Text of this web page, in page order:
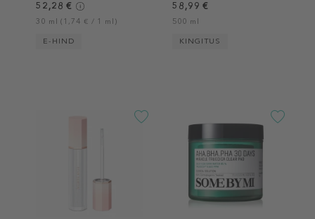
52,28 €
30 ml (1,74 € / 1 ml)
E-HIND
58,99 €
500 ml
KINGITUS